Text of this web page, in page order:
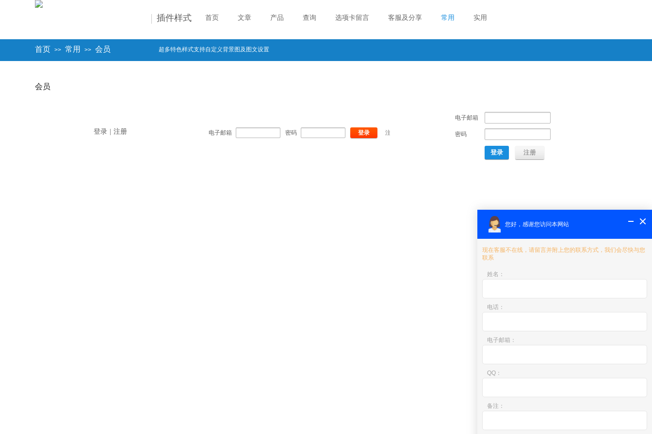
首页 文章 产品 查询 选项卡留言 客服及分享 常用 实用
插件样式
首页 >> 常用 >> 会员 超多特色样式支持自定义背景图及图文设置
会员
电子邮箱 密码 登录 注册
电子邮箱
密码
登录 注册
登录 注册
您好，感谢您访问本网站
现在客服不在线，请留言并附上您的联系方式，我们会尽快与您
联系
姓名 ：
电话 ：
电子邮箱 ：
QQ ：
备注 ：